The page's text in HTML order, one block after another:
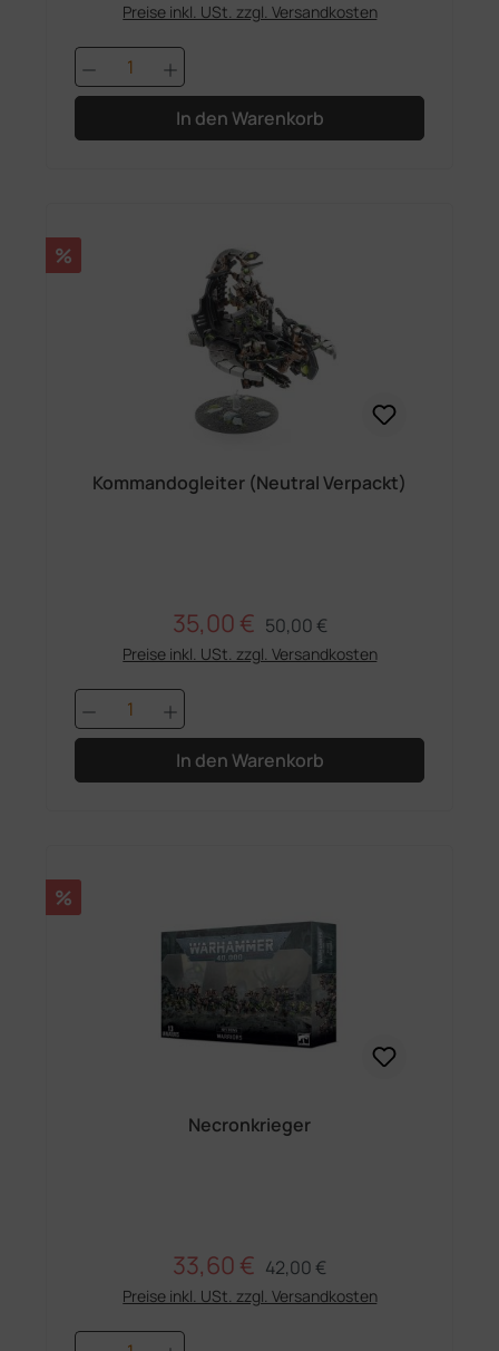
Preise inkl. USt. zzgl. Versandkosten
Produkt Anzahl: Gib den
In den Warenkorb
Rabatt
%
Kommandogleiter (Neutral Verpackt)
Verkaufspreis:
35,00 € Regulärer Preis:
50,00 €
Preise inkl. USt. zzgl. Versandkosten
Produkt Anzahl: Gib den
In den Warenkorb
Rabatt
%
Necronkrieger
Verkaufspreis:
33,60 € Regulärer Preis:
42,00 €
Preise inkl. USt. zzgl. Versandkosten